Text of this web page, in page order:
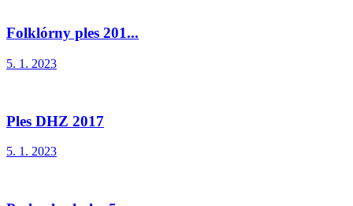
Folklórny ples 201...
5. 1. 2023
Ples DHZ 2017
5. 1. 2023